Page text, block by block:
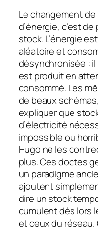
Le changement
d’énergie, c’est
stock. L’énergie
aléatoire et
désynchronisée :
est produit en
consommé. Les
de beaux
expliquer que
d’électricité
impossible ou
Hugo ne les
plus. Ces doctes
un paradigme
ajoutent
dire un stock
cumulent dès lors
et ceux du réseau.